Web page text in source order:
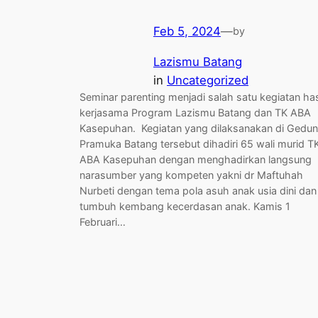
Feb 5, 2024—by
Lazismu Batang
in Uncategorized
Seminar parenting menjadi salah satu kegiatan
kerjasama Program Lazismu Batang dan TK ABA
Kasepuhan. Kegiatan yang dilaksanakan di
Pramuka Batang tersebut dihadiri 65 wali murid
ABA Kasepuhan dengan menghadirkan langsung
narasumber yang kompeten yakni dr Maftuhah
Nurbeti dengan tema pola asuh anak usia dini dan
tumbuh kembang kecerdasan anak. Kamis 1
Februari…